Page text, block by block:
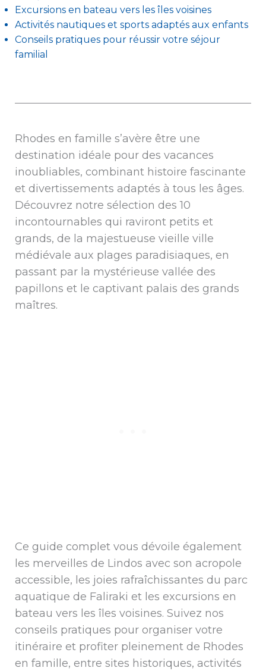
Excursions en bateau vers les îles voisines
Activités nautiques et sports adaptés aux enfants
Conseils pratiques pour réussir votre séjour
familial
Rhodes en famille s’avère être une
destination idéale pour des vacances
inoubliables, combinant histoire fascinante
et divertissements adaptés à tous les âges.
Découvrez notre sélection des 10
incontournables qui raviront petits et
grands, de la majestueuse vieille ville
médiévale aux plages paradisiaques, en
passant par la mystérieuse vallée des
papillons et le captivant palais des grands
maîtres.
Ce guide complet vous dévoile également
les merveilles de Lindos avec son acropole
accessible, les joies rafraîchissantes du parc
aquatique de Faliraki et les excursions en
bateau vers les îles voisines. Suivez nos
conseils pratiques pour organiser votre
itinéraire et profiter pleinement de Rhodes
en famille, entre sites historiques, activités